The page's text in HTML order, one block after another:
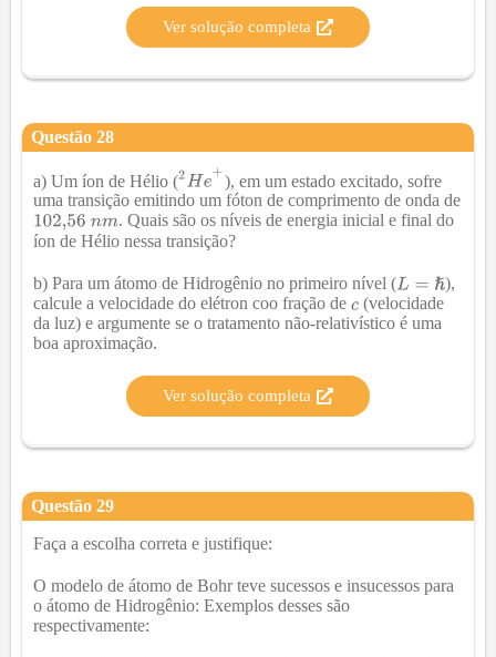
Ver solução completa
Questão 28
a) Um íon de Hélio (
), em um estado excitado, sofre
uma transição emitindo um fóton de comprimento de onda de
. Quais são os níveis de energia inicial e final do
íon de Hélio nessa transição?
b) Para um átomo de Hidrogênio no primeiro nível (
),
calcule a velocidade do elétron coo fração de
(velocidade
da luz) e argumente se o tratamento não-relativístico é uma
boa aproximação.
Ver solução completa
Questão 29
Faça a escolha correta e justifique:
O modelo de átomo de Bohr teve sucessos e insucessos para
o átomo de Hidrogênio: Exemplos desses são
respectivamente: